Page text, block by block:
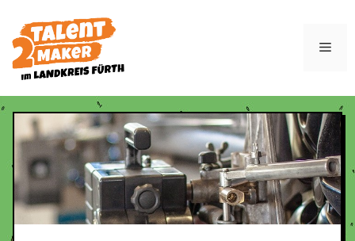
Inhalt
springen